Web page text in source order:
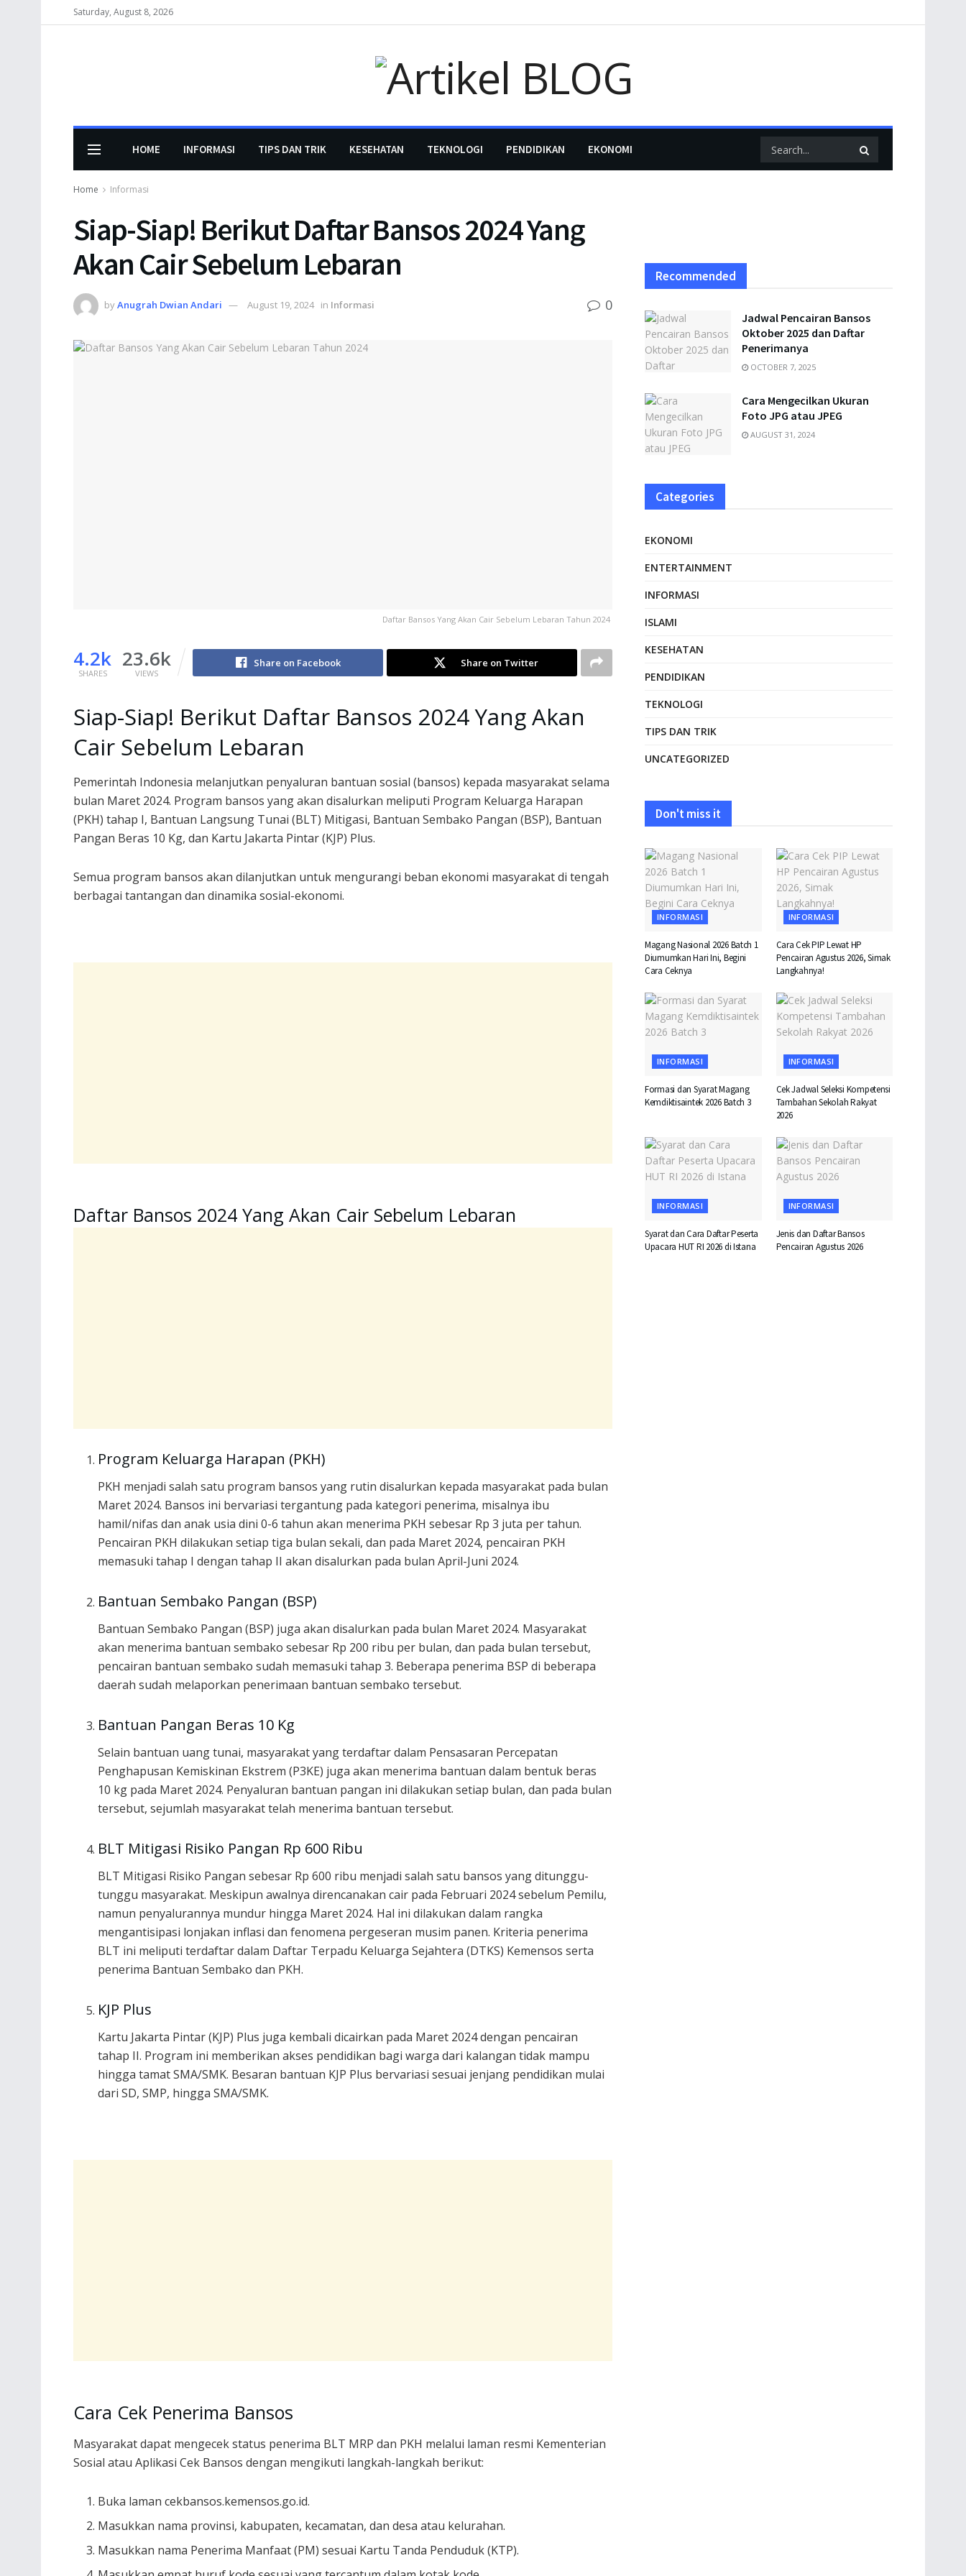
Saturday, August 8, 2026
HOME INFORMASI TIPS DAN TRIK KESEHATAN TEKNOLOGI PENDIDIKAN EKONOMI
Home Informasi
Siap-Siap! Berikut Daftar Bansos 2024 Yang
Akan Cair Sebelum Lebaran
byAnugrah Dwian Andari August 19, 2024 in Informasi 0
Daftar Bansos Yang Akan Cair Sebelum Lebaran Tahun 2024
4.2k
SHARES
23.6k
VIEWS
Share on Facebook Share on Twitter
Siap-Siap! Berikut Daftar Bansos 2024 Yang Akan
Cair Sebelum Lebaran
Pemerintah Indonesia melanjutkan penyaluran bantuan sosial (bansos) kepada masyarakat selama
bulan Maret 2024. Program bansos yang akan disalurkan meliputi Program Keluarga Harapan
(PKH) tahap I, Bantuan Langsung Tunai (BLT) Mitigasi, Bantuan Sembako Pangan (BSP), Bantuan
Pangan Beras 10 Kg, dan Kartu Jakarta Pintar (KJP) Plus.
Semua program bansos akan dilanjutkan untuk mengurangi beban ekonomi masyarakat di tengah
berbagai tantangan dan dinamika sosial-ekonomi.
Daftar Bansos 2024 Yang Akan Cair Sebelum Lebaran
Program Keluarga Harapan (PKH)
PKH menjadi salah satu program bansos yang rutin disalurkan kepada masyarakat pada bulan
Maret 2024. Bansos ini bervariasi tergantung pada kategori penerima, misalnya ibu
hamil/nifas dan anak usia dini 0-6 tahun akan menerima PKH sebesar Rp 3 juta per tahun.
Pencairan PKH dilakukan setiap tiga bulan sekali, dan pada Maret 2024, pencairan PKH
memasuki tahap I dengan tahap II akan disalurkan pada bulan April-Juni 2024.
Bantuan Sembako Pangan (BSP)
Bantuan Sembako Pangan (BSP) juga akan disalurkan pada bulan Maret 2024. Masyarakat
akan menerima bantuan sembako sebesar Rp 200 ribu per bulan, dan pada bulan tersebut,
pencairan bantuan sembako sudah memasuki tahap 3. Beberapa penerima BSP di beberapa
daerah sudah melaporkan penerimaan bantuan sembako tersebut.
Bantuan Pangan Beras 10 Kg
Selain bantuan uang tunai, masyarakat yang terdaftar dalam Pensasaran Percepatan
Penghapusan Kemiskinan Ekstrem (P3KE) juga akan menerima bantuan dalam bentuk beras
10 kg pada Maret 2024. Penyaluran bantuan pangan ini dilakukan setiap bulan, dan pada bulan
tersebut, sejumlah masyarakat telah menerima bantuan tersebut.
BLT Mitigasi Risiko Pangan Rp 600 Ribu
BLT Mitigasi Risiko Pangan sebesar Rp 600 ribu menjadi salah satu bansos yang ditunggu-
tunggu masyarakat. Meskipun awalnya direncanakan cair pada Februari 2024 sebelum Pemilu,
namun penyalurannya mundur hingga Maret 2024. Hal ini dilakukan dalam rangka
mengantisipasi lonjakan inflasi dan fenomena pergeseran musim panen. Kriteria penerima
BLT ini meliputi terdaftar dalam Daftar Terpadu Keluarga Sejahtera (DTKS) Kemensos serta
penerima Bantuan Sembako dan PKH.
KJP Plus
Kartu Jakarta Pintar (KJP) Plus juga kembali dicairkan pada Maret 2024 dengan pencairan
tahap II. Program ini memberikan akses pendidikan bagi warga dari kalangan tidak mampu
hingga tamat SMA/SMK. Besaran bantuan KJP Plus bervariasi sesuai jenjang pendidikan mulai
dari SD, SMP, hingga SMA/SMK.
Cara Cek Penerima Bansos
Masyarakat dapat mengecek status penerima BLT MRP dan PKH melalui laman resmi Kementerian
Sosial atau Aplikasi Cek Bansos dengan mengikuti langkah-langkah berikut:
Buka laman cekbansos.kemensos.go.id.
Masukkan nama provinsi, kabupaten, kecamatan, dan desa atau kelurahan.
Masukkan nama Penerima Manfaat (PM) sesuai Kartu Tanda Penduduk (KTP).
Recommended
Jadwal Pencairan Bansos
Oktober 2025 dan Daftar
Penerimanya
OCTOBER 7, 2025
Cara Mengecilkan Ukuran
Foto JPG atau JPEG
AUGUST 31, 2024
Categories
EKONOMI
ENTERTAINMENT
INFORMASI
ISLAMI
KESEHATAN
PENDIDIKAN
TEKNOLOGI
TIPS DAN TRIK
UNCATEGORIZED
Don't miss it
INFORMASI
Magang Nasional 2026 Batch 1
Diumumkan Hari Ini, Begini
Cara Ceknya
INFORMASI
Cara Cek PIP Lewat HP
Pencairan Agustus 2026, Simak
Langkahnya!
INFORMASI
Formasi dan Syarat Magang
Kemdiktisaintek 2026 Batch 3
INFORMASI
Cek Jadwal Seleksi Kompetensi
Tambahan Sekolah Rakyat
2026
INFORMASI
Syarat dan Cara Daftar Peserta
Upacara HUT RI 2026 di Istana
INFORMASI
Jenis dan Daftar Bansos
Pencairan Agustus 2026